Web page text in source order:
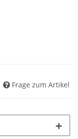
Frage zum Artikel